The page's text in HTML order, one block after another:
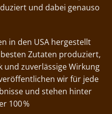
und dabei genauso
in den USA hergestellt
Zutaten produziert,
und zuverlässige Wirkung
wir für jede
und stehen hinter
100 %